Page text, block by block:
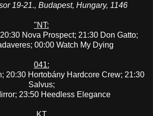
19-21., Budapest, Hungary, 1146
"NT:
Nova Prospect; 21:30 Don Gatto;
00:00 Watch My Dying
041:
20:30 Hortobány Hardcore Crew; 21:30
Salvus;
23:50 Heedless Elegance
KT